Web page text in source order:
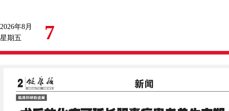
2026年8月
星期五
7